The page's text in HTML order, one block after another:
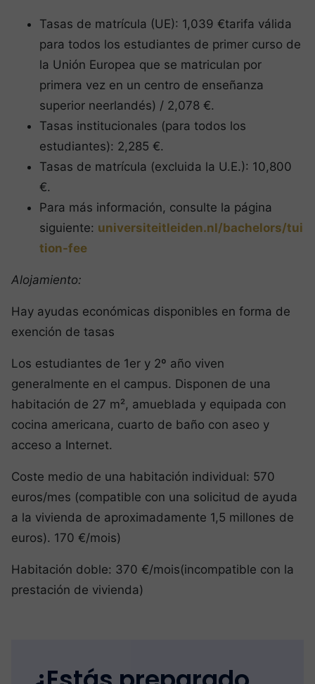
Tasas de matrícula (UE): 1,039 €tarifa válida
para todos los estudiantes de primer curso de
la Unión Europea que se matriculan por
primera vez en un centro de enseñanza
superior neerlandés) / 2,078 €.
Tasas institucionales (para todos los
estudiantes): 2,285 €.
Tasas de matrícula (excluida la U.E.): 10,800
€.
Para más información, consulte la página
siguiente: universiteitleiden.nl/bachelors/tui
tion-fee
Alojamiento:
Hay ayudas económicas disponibles en forma de
exención de tasas
Los estudiantes de 1er y 2º año viven
generalmente en el campus. Disponen de una
habitación de 27 m², amueblada y equipada con
cocina americana, cuarto de baño con aseo y
acceso a Internet.
Coste medio de una habitación individual: 570
euros/mes (compatible con una solicitud de ayuda
a la vivienda de aproximadamente 1,5 millones de
euros). 170 €/mois)
Habitación doble: 370 €/mois(incompatible con la
prestación de vivienda)